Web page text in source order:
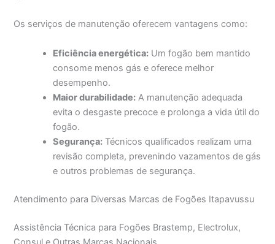
Os serviços de manutenção oferecem vantagens como:
Eficiência energética: Um fogão bem mantido
consome menos gás e oferece melhor
desempenho.
Maior durabilidade: A manutenção adequada
evita o desgaste precoce e prolonga a vida útil do
fogão.
Segurança: Técnicos qualificados realizam uma
revisão completa, prevenindo vazamentos de gás
e outros problemas de segurança.
Atendimento para Diversas Marcas de Fogões Itapavussu
Assistência Técnica para Fogões Brastemp, Electrolux,